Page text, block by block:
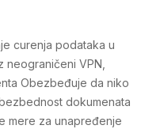
curenja podataka u
neograničeni VPN,
Obezbeđuje da niko
dokumenata
mere za unapređenje